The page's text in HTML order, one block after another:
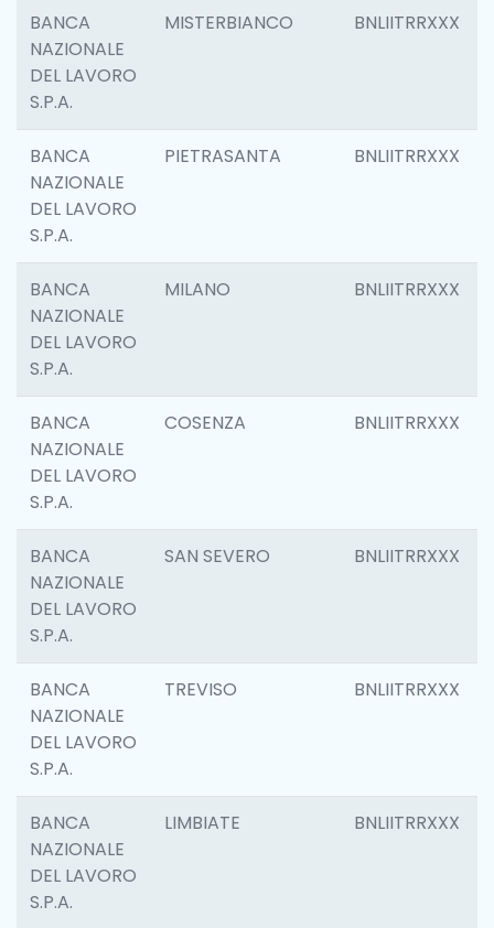
BANCA
NAZIONALE
DEL LAVORO
S.P.A.
MISTERBIANCO BNLIITRRXXX
BANCA
NAZIONALE
DEL LAVORO
S.P.A.
PIETRASANTA BNLIITRRXXX
BANCA
NAZIONALE
DEL LAVORO
S.P.A.
MILANO BNLIITRRXXX
BANCA
NAZIONALE
DEL LAVORO
S.P.A.
COSENZA BNLIITRRXXX
BANCA
NAZIONALE
DEL LAVORO
S.P.A.
SAN SEVERO BNLIITRRXXX
BANCA
NAZIONALE
DEL LAVORO
S.P.A.
TREVISO BNLIITRRXXX
BANCA
NAZIONALE
DEL LAVORO
S.P.A.
LIMBIATE BNLIITRRXXX